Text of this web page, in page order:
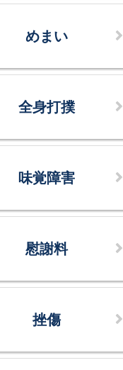
めまい
全身打撲
味覚障害
慰謝料
挫傷